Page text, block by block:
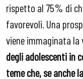
rispetto al 75% di
favorevoli. Una
viene immaginata
degli adolescenti in
teme che, se anche